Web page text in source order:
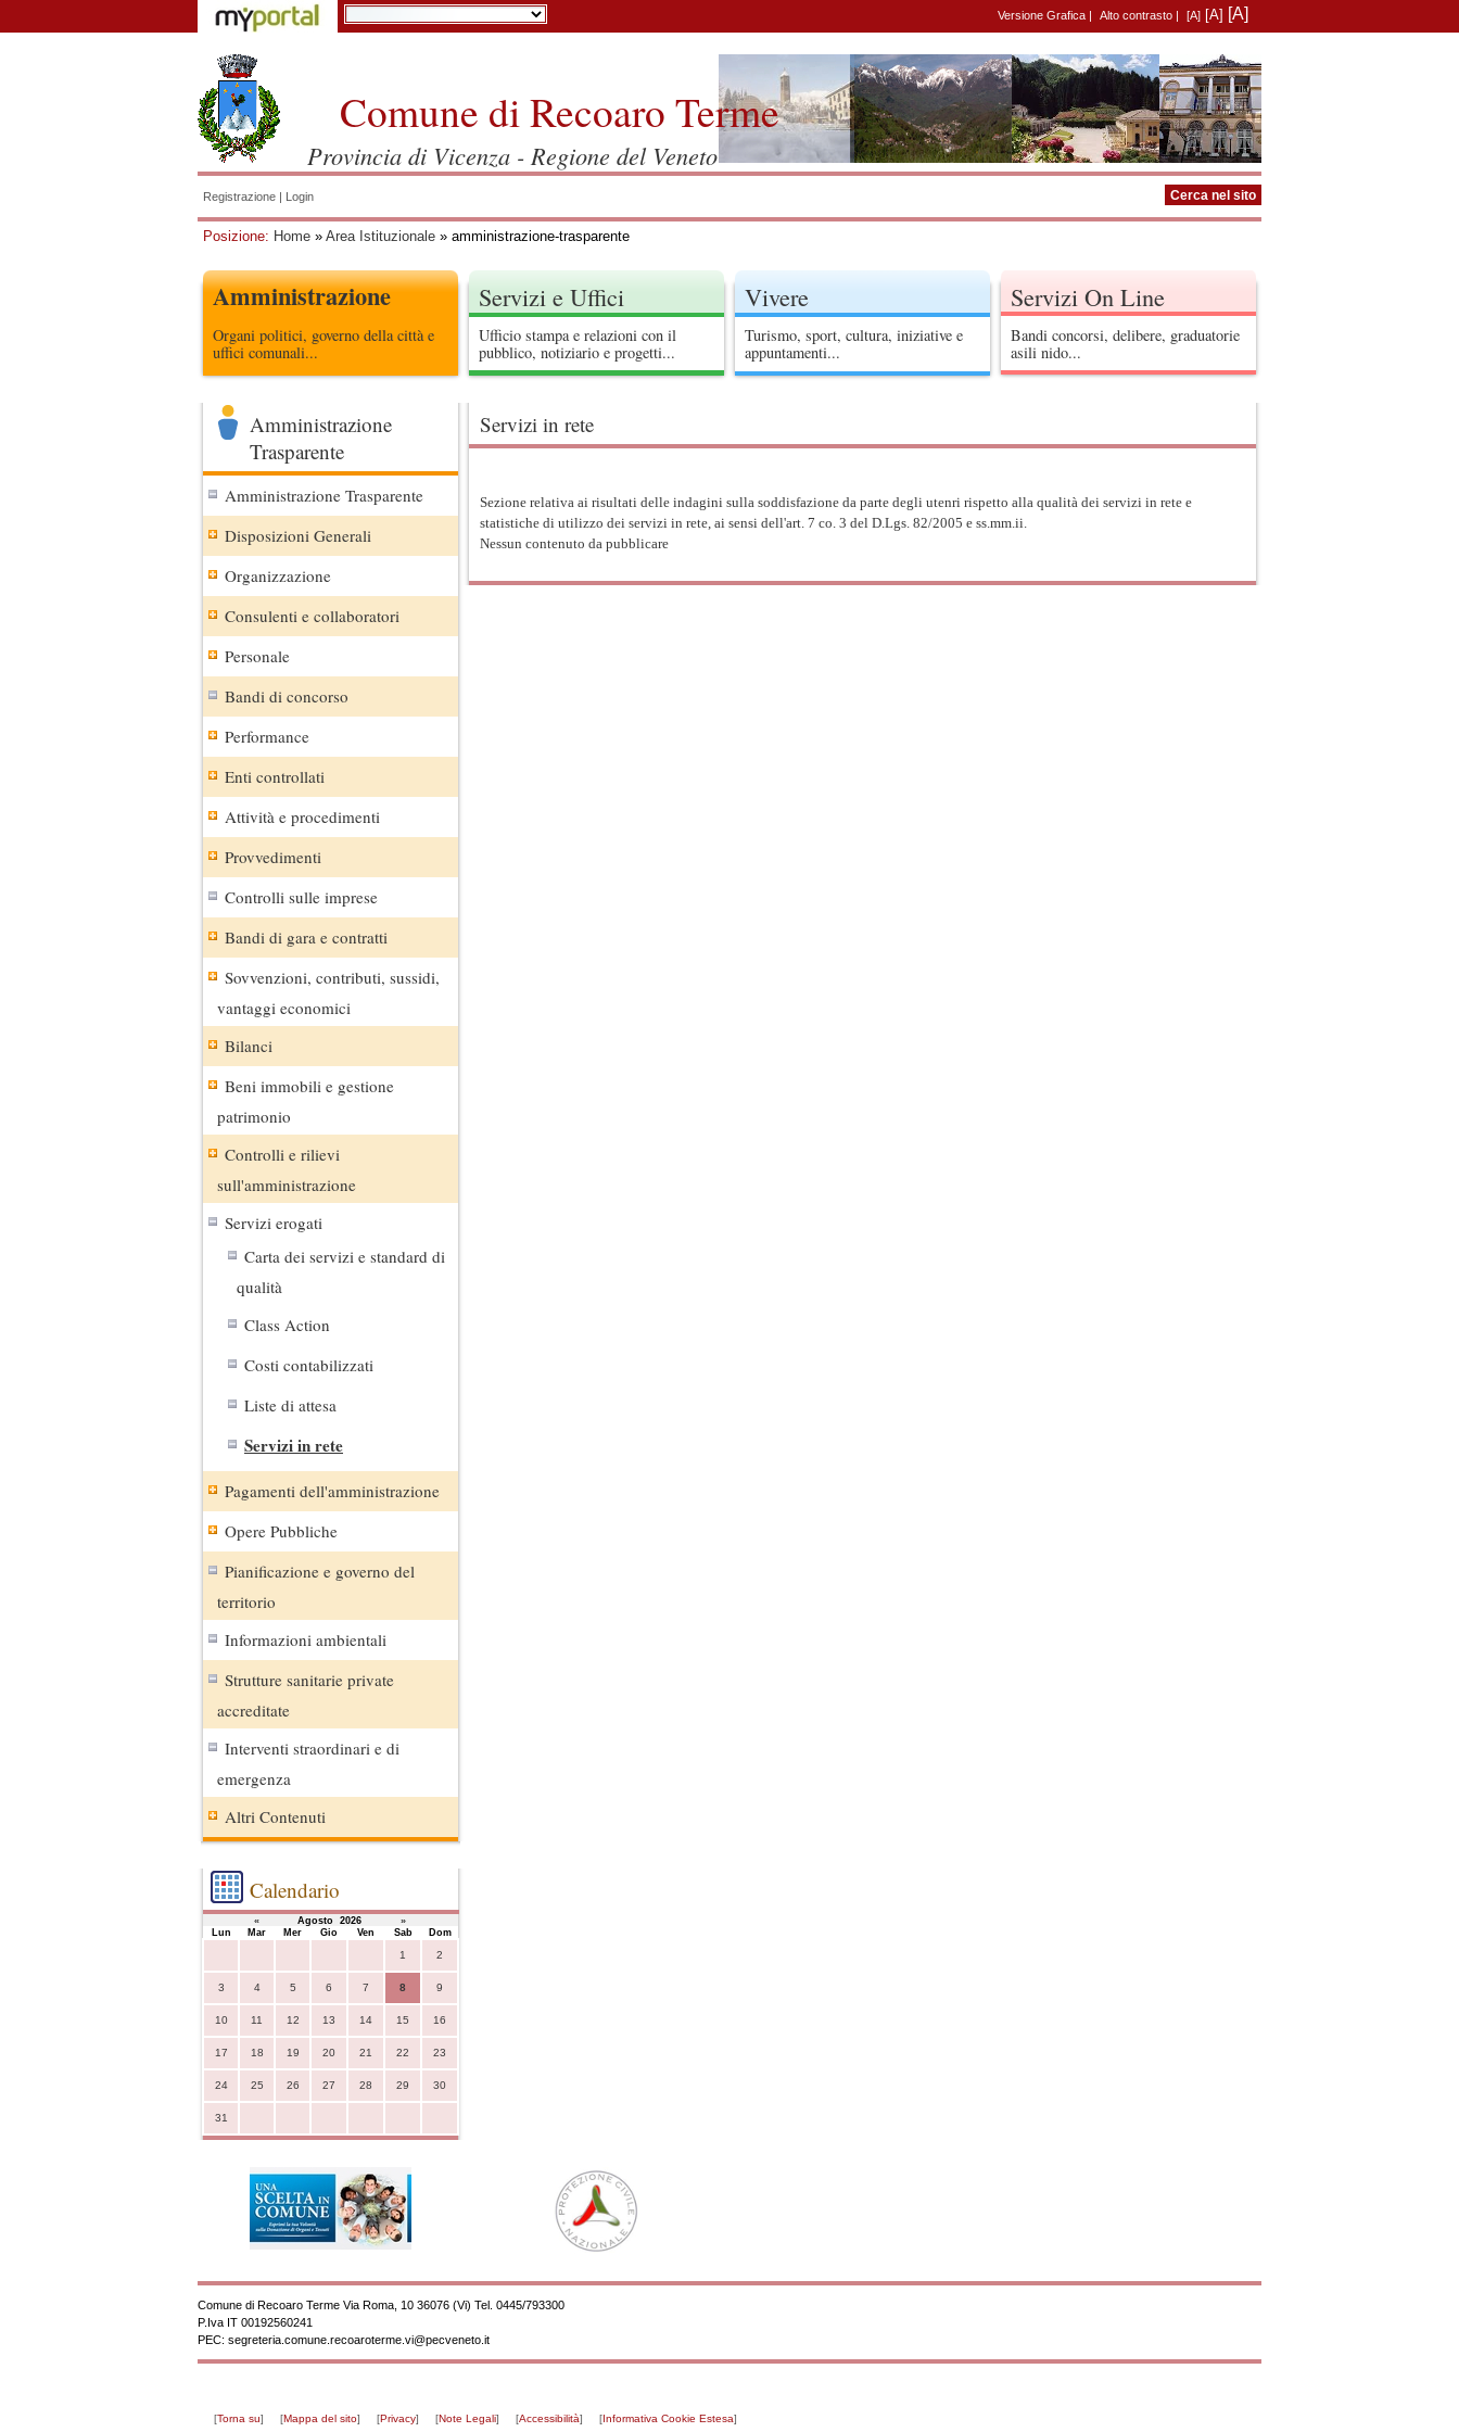
Versione Grafica | Alto contrasto | [A] [A] [A]
Posizione: Home » Area Istituzionale » amministrazione-trasparente
Comune di Recoaro Terme
Provincia di Vicenza - Regione del Veneto
Registrazione | Login
Amministrazione
Organi politici, governo della città e
uffici comunali...
Servizi e Uffici
Ufficio stampa e relazioni con il
pubblico, notiziario e progetti...
Vivere
Turismo, sport, cultura, iniziative e
appuntamenti...
Servizi On Line
Bandi concorsi, delibere, graduatorie
asili nido...
Amministrazione
Trasparente
Amministrazione Trasparente
Disposizioni Generali
Organizzazione
Consulenti e collaboratori
Personale
Bandi di concorso
Performance
Enti controllati
Attività e procedimenti
Provvedimenti
Controlli sulle imprese
Bandi di gara e contratti
Sovvenzioni, contributi, sussidi,
vantaggi economici
Bilanci
Beni immobili e gestione
patrimonio
Controlli e rilievi
sull'amministrazione
Servizi erogati
Carta dei servizi e standard di
qualità
Class Action
Costi contabilizzati
Liste di attesa
Servizi in rete
Pagamenti dell'amministrazione
Opere Pubbliche
Pianificazione e governo del
territorio
Informazioni ambientali
Strutture sanitarie private
accreditate
Interventi straordinari e di
emergenza
Altri Contenuti
Calendario
« Agosto 2026
»
Lun
Mar Mer Gio Ven Sab
Dom
1
2
3 4 5 6 7 8 9
10 11 12 13 14 15 16
17 18 19 20 21 22 23
24 25 26 27 28 29 30
31
Servizi in rete
Sezione relativa ai risultati delle indagini sulla soddisfazione da parte degli utenri rispetto alla qualità dei servizi in rete e
statistiche di utilizzo dei servizi in rete, ai sensi dell'art. 7 co. 3 del D.Lgs. 82/2005 e ss.mm.ii.
Nessun contenuto da pubblicare
Comune di Recoaro Terme Via Roma, 10 36076 (Vi) Tel. 0445/793300
P.Iva IT 00192560241
PEC: segreteria.comune.recoaroterme.vi@pecveneto.it
[Torna su] [Mappa del sito] [Privacy] [Note Legali] [Accessibilità] [Informativa Cookie Estesa]